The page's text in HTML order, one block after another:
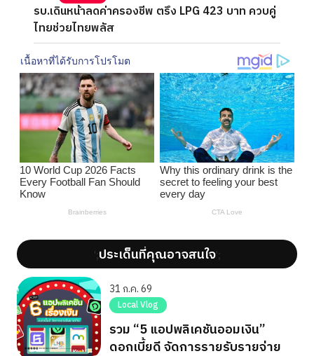
รบ.เดินหน้าลดค่าครองชีพ ตรึง LPG 423 บาท ควบคู่
ไทยช่วยไทยพลัส
';ประเด็นที่คุณอาจสนใจ';
31 ก.ค. 69
Local Vlog
รวม “5 แอปพลิเคชันออมเงิน”
ดอกเบี้ยดี จัดการรายรับรายจ่าย